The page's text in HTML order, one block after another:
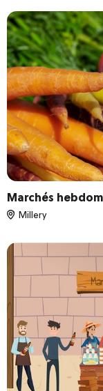
Le Beaujolais
Les Monts du
De Vienne à
Jour de la
Lundi
Mardi
Mercredi
Vendredi
VALIDER
Marchés
Millery